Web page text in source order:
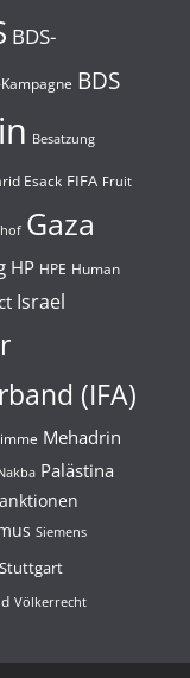
BDS-
BDS
Besatzung
Esack FIFA Fruit
Gaza
HP HPE Human
Israel
(IFA)
Mehadrin
Palästina
Siemens
Stuttgart
Völkerrecht